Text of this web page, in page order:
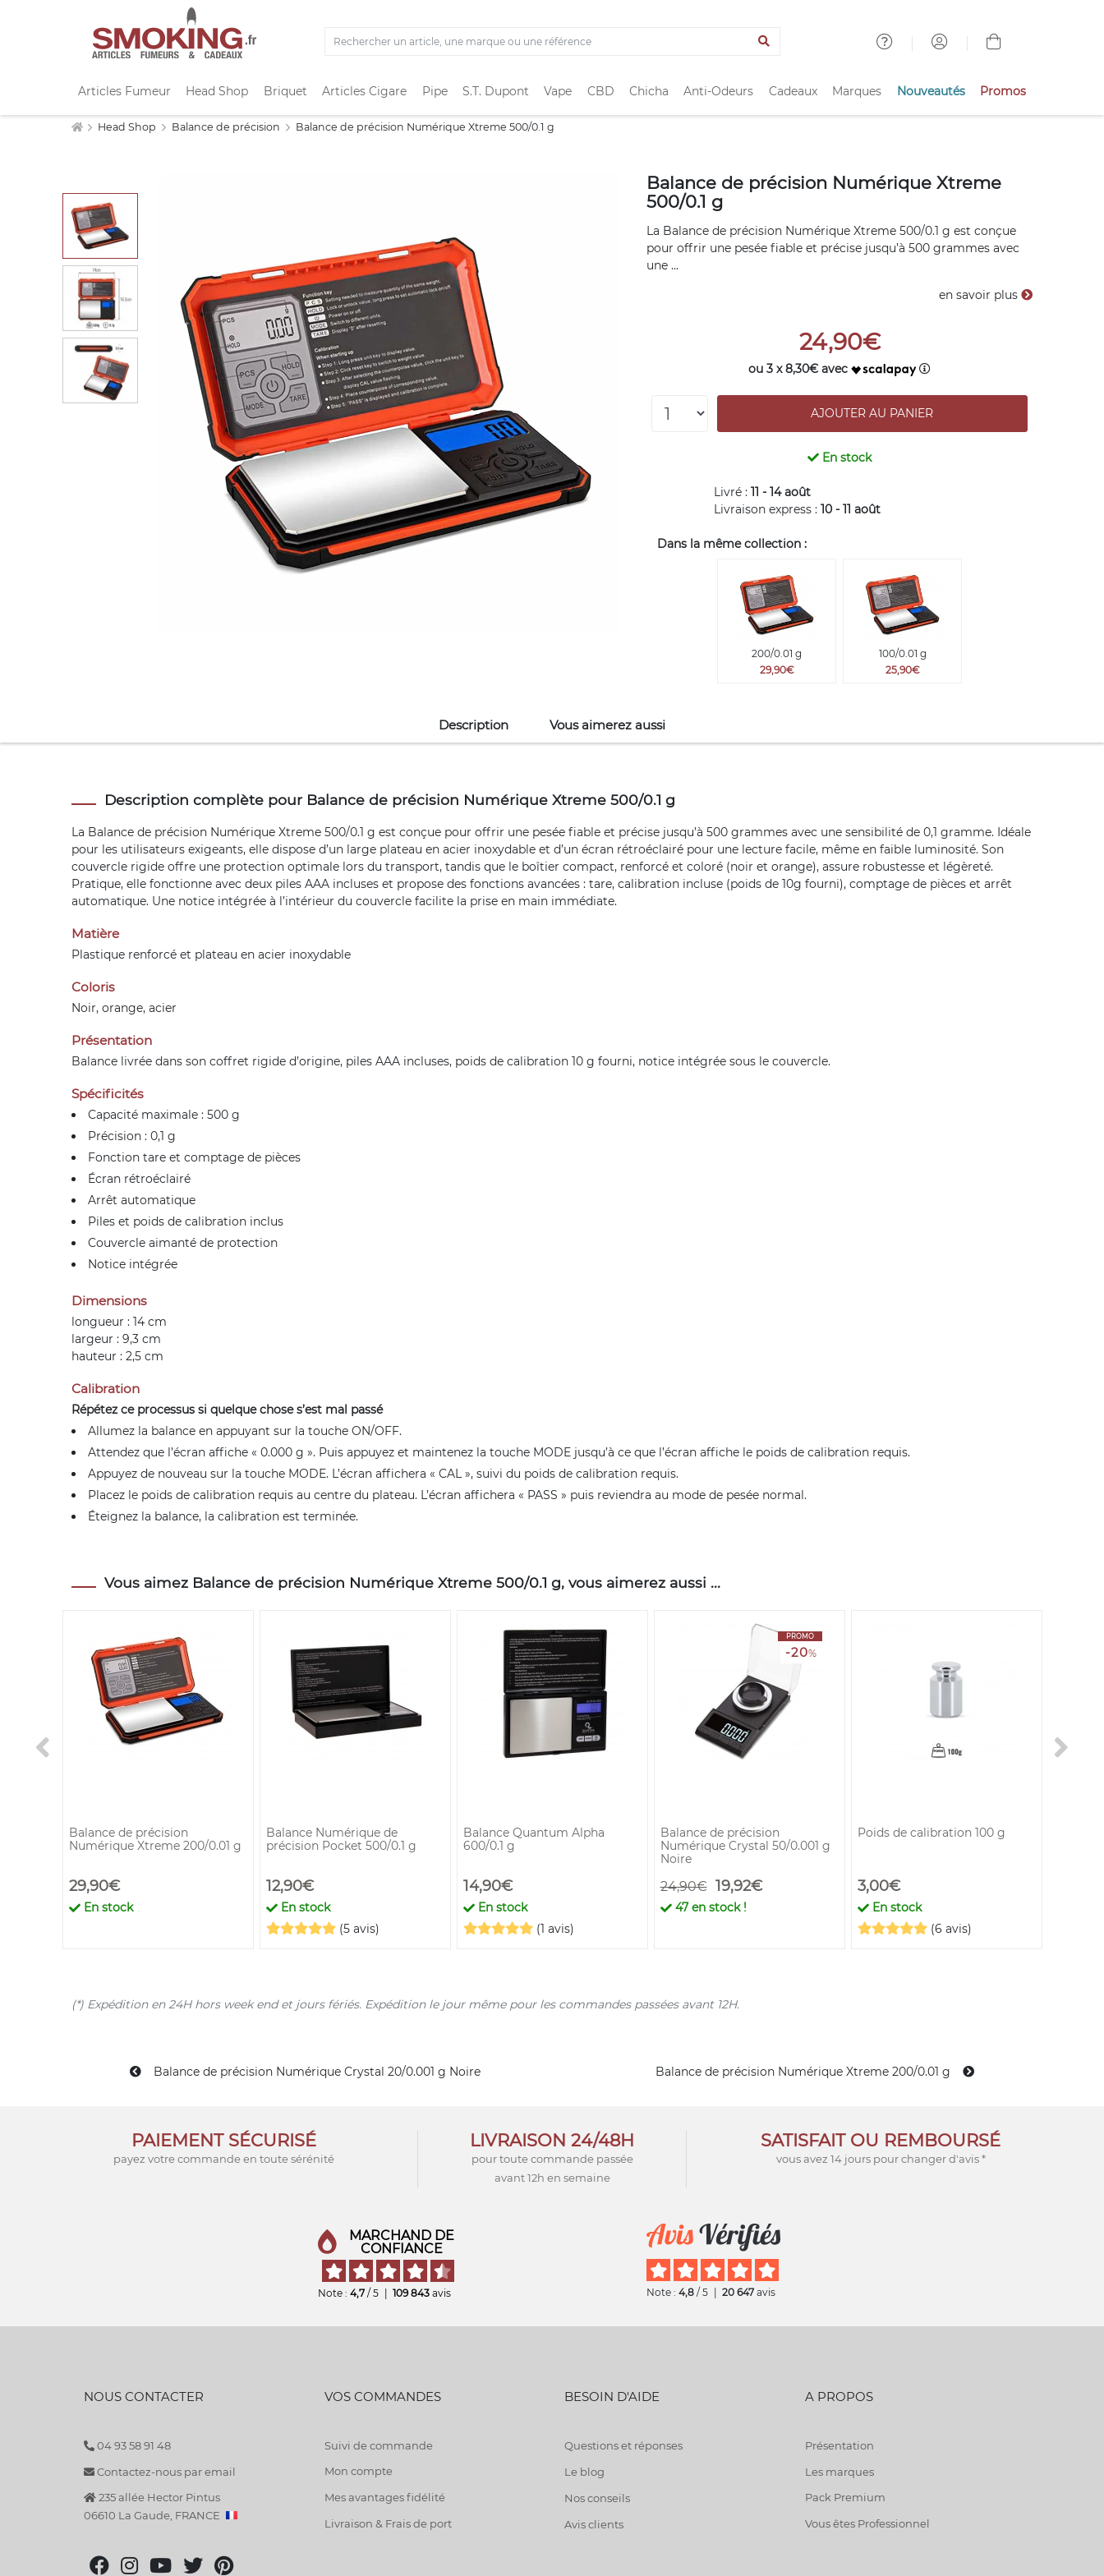
Articles Fumeur Head Shop Briquet Articles Cigare Pipe S.T. Dupont Vape CBD Chicha Anti-Odeurs Cadeaux Marques Nouveautés Promos
Head Shop Balance de précision Balance de précision Numérique Xtreme 500/0.1 g
Balance de précision Numérique Xtreme
500/0.1 g
La Balance de précision Numérique Xtreme 500/0.1 g est conçue
pour offrir une pesée fiable et précise jusqu’à 500 grammes avec
une ...
en savoir plus
24,90€
ou 3 x 8,30€ avec
En stock
Livré :11 - 14 août
Livraison express :10 - 11 août
Dans la même collection :
200/0.01 g
29,90€
100/0.01 g
25,90€
Description Vous aimerez aussi
Description complète pour Balance de précision Numérique Xtreme 500/0.1 g
La Balance de précision Numérique Xtreme 500/0.1 g est conçue pour offrir une pesée fiable et précise jusqu’à 500 grammes avec une sensibilité de 0,1 gramme. Idéale
pour les utilisateurs exigeants, elle dispose d’un large plateau en acier inoxydable et d’un écran rétroéclairé pour une lecture facile, même en faible luminosité. Son
couvercle rigide offre une protection optimale lors du transport, tandis que le boîtier compact, renforcé et coloré (noir et orange), assure robustesse et légèreté.
Pratique, elle fonctionne avec deux piles AAA incluses et propose des fonctions avancées : tare, calibration incluse (poids de 10g fourni), comptage de pièces et arrêt
automatique. Une notice intégrée à l’intérieur du couvercle facilite la prise en main immédiate.
Matière
Plastique renforcé et plateau en acier inoxydable
Coloris
Noir, orange, acier
Présentation
Balance livrée dans son coffret rigide d’origine, piles AAA incluses, poids de calibration 10 g fourni, notice intégrée sous le couvercle.
Spécificités
Capacité maximale : 500 g
Précision : 0,1 g
Fonction tare et comptage de pièces
Écran rétroéclairé
Arrêt automatique
Piles et poids de calibration inclus
Couvercle aimanté de protection
Notice intégrée
Dimensions
longueur : 14 cm
largeur : 9,3 cm
hauteur : 2,5 cm
Calibration
Répétez ce processus si quelque chose s’est mal passé
Allumez la balance en appuyant sur la touche ON/OFF.
Attendez que l’écran affiche « 0.000 g ». Puis appuyez et maintenez la touche MODE jusqu’à ce que l’écran affiche le poids de calibration requis.
Appuyez de nouveau sur la touche MODE. L’écran affichera « CAL », suivi du poids de calibration requis.
Placez le poids de calibration requis au centre du plateau. L’écran affichera « PASS » puis reviendra au mode de pesée normal.
Éteignez la balance, la calibration est terminée.
Vous aimez Balance de précision Numérique Xtreme 500/0.1 g, vous aimerez aussi ...
Balance de précision
Numérique Xtreme 200/0.01 g
29,90€
En stock
Balance Numérique de
précision Pocket 500/0.1 g
12,90€
En stock
(5 avis)
Balance Quantum Alpha
600/0.1 g
14,90€
En stock
(1 avis)
PROMO
-20%
Balance de précision
Numérique Crystal 50/0.001 g
Noire
24,90€ 19,92€
47en stock !
Poids de calibration 100 g
3,00€
En stock
(6 avis)
(*) Expédition en 24H hors week end et jours fériés. Expédition le jour même pour les commandes passées avant 12H.
Balance de précision Numérique Crystal 20/0.001 g Noire Balance de précision Numérique Xtreme 200/0.01 g
PAIEMENT SÉCURISÉ
payez votre commande en toute sérénité
LIVRAISON 24/48H
pour toute commande passée
avant 12h en semaine
SATISFAIT OU REMBOURSÉ
vous avez 14 jours pour changer d'avis *
MARCHAND DE
CONFIANCE
Note : 4,7 / 5 109 843 avis Note : 4,8 / 5 20 647 avis
NOUS CONTACTER
04 93 58 91 48
Contactez-nous par email
235 allée Hector Pintus
06610 La Gaude, FRANCE
VOS COMMANDES
Suivi de commande
Mon compte
Mes avantages fidélité
Livraison & Frais de port
BESOIN D'AIDE
Questions et réponses
Le blog
Nos conseils
Avis clients
A PROPOS
Présentation
Les marques
Pack Premium
Vous êtes Professionnel